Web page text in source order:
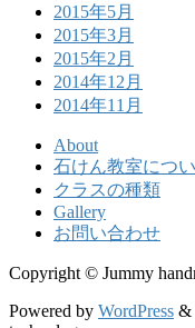
2015年5月
2015年3月
2015年2月
2014年12月
2014年11月
About
石けん教室につ
クラスの種類
Gallery
お問い合わせ
Copyright © Jummy
Powered by WordPress &